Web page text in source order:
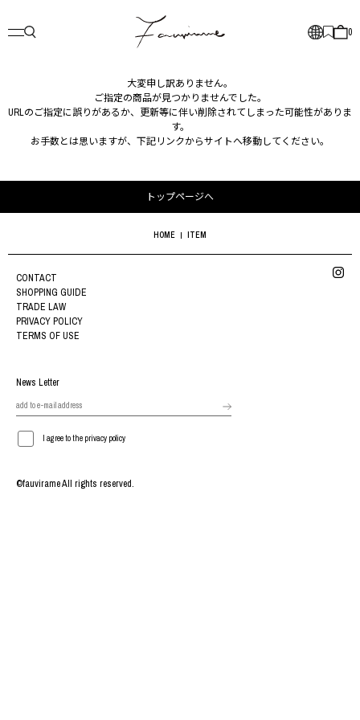
0
大変申し訳ありません。
ご指定の商品が見つかりませんでした。
URLのご指定に誤りがあるか、更新等に伴い削除されてしまった可能性がありま
す。
お手数とは思いますが、下記リンクからサイトへ移動してください。
トップページへ
HOME ITEM
CONTACT
SHOPPING GUIDE
TRADE LAW
PRIVACY POLICY
TERMS OF USE
News Letter
I agree to the privacy policy
©fauvirame All rights reserved.